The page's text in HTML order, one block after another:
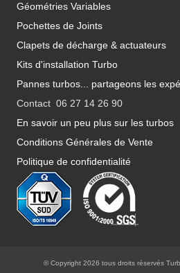
Géométries Variables
Pochettes de Joints
Clapets de décharge & actuateurs
Kits d'installation Turbo
Pannes turbos... partageons les
Contact 06 27 14 26 90
En savoir un peu plus sur les turbos
Conditions Générales de Vente
Politique de confidentialité
© Copyright 2026 tous droits réservés